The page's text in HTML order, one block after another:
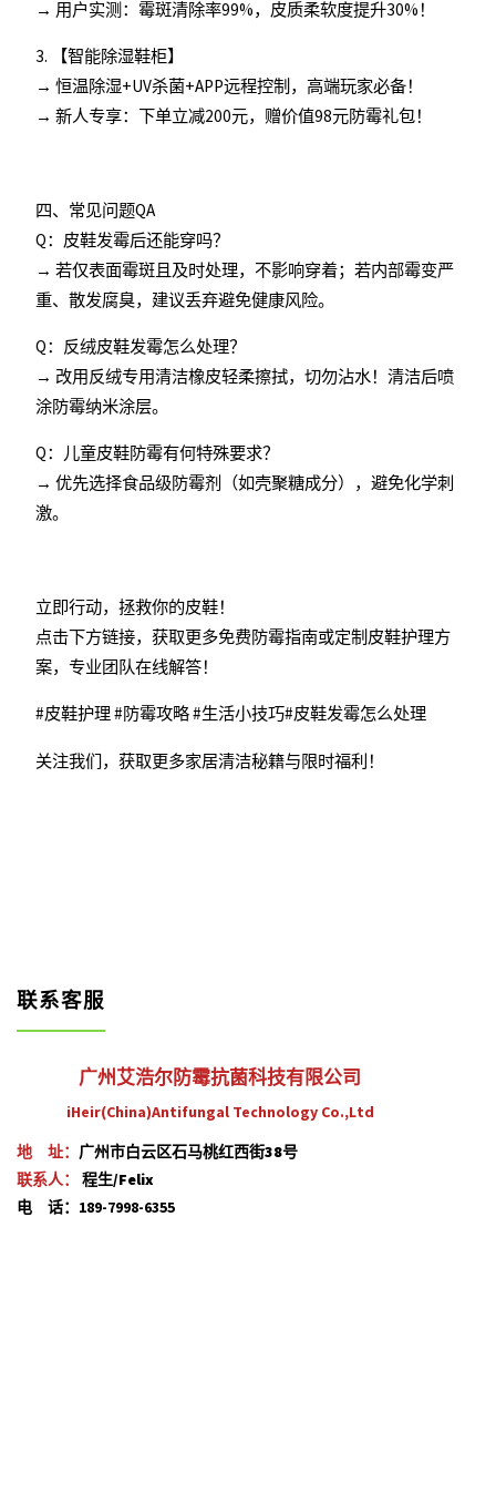
→ 用户实测：霉斑清除率99%，皮质柔软度提升30%！
3. 【智能除湿鞋柜】
→ 恒温除湿+UV杀菌+APP远程控制，高端玩家必备！
→ 新人专享：下单立减200元，赠价值98元防霉礼包！
四、常见问题QA
Q：皮鞋发霉后还能穿吗？
→ 若仅表面霉斑且及时处理，不影响穿着；若内部霉变严
重、散发腐臭，建议丢弃避免健康风险。
Q：反绒皮鞋发霉怎么处理？
→ 改用反绒专用清洁橡皮轻柔擦拭，切勿沾水！清洁后喷
涂防霉纳米涂层。
Q：儿童皮鞋防霉有何特殊要求？
→ 优先选择食品级防霉剂（如壳聚糖成分），避免化学刺
激。
立即行动，拯救你的皮鞋！
点击下方链接，获取更多免费防霉指南或定制皮鞋护理方
案，专业团队在线解答！
#皮鞋护理 #防霉攻略 #生活小技巧#皮鞋发霉怎么处理
关注我们，获取更多家居清洁秘籍与限时福利！
联系客服
广州艾浩尔防霉抗菌科技有限公司
iHeir(China)Antifungal Technology Co.,Ltd
地 址： 广州市白云区石马桃红西街38号
联系人：
程生/Felix
电 话：189-7998-6355